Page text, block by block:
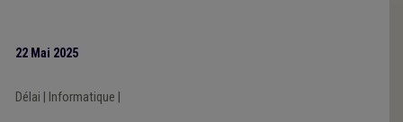
22 Mai 2025
Délai Informatique